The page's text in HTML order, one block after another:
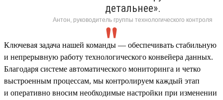
детальнее».
Антон, руководитель группы технологического контроля
Ключевая задача нашей команды — обеспечивать стабильную
и непрерывную работу технологического конвейера данных.
Благодаря системе автоматического мониторинга и четко
выстроенным процессам, мы контролируем каждый этап
и оперативно вносим необходимые настройки при изменении